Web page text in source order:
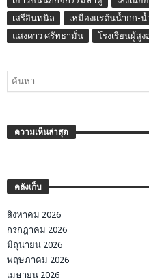
เสรีอินทนิล
เหมืองแร่ต้นน้ำกก-น้
แสงดาว ศรัทธามั่น
โรงเรียนผู้สูง
ความเห็นล่าสุด
คลังเก็บ
สิงหาคม 2026
กรกฎาคม 2026
มิถุนายน 2026
พฤษภาคม 2026
เมษายน 2026